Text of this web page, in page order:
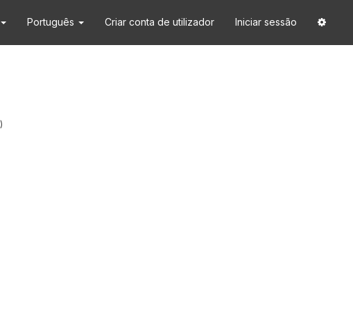
Português Criar conta de utilizador Iniciar sessão